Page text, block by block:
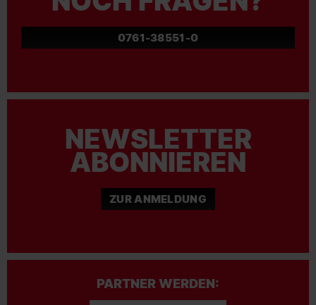
0761-38551-0
NEWSLETTER
ABONNIEREN
ZUR ANMELDUNG
PARTNER WERDEN: